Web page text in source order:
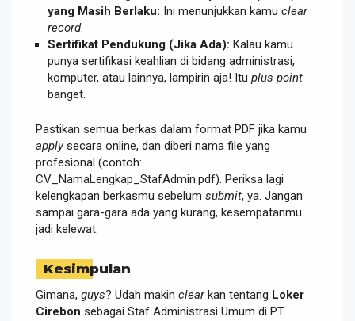
yang Masih Berlaku: Ini menunjukkan kamu clear
record.
Sertifikat Pendukung (Jika Ada): Kalau kamu
punya sertifikasi keahlian di bidang administrasi,
komputer, atau lainnya, lampirin aja! Itu plus point
banget.
Pastikan semua berkas dalam format PDF jika kamu
applysecara online, dan diberi nama file yang
profesional (contoh:
CV_NamaLengkap_StafAdmin.pdf). Periksa lagi
kelengkapan berkasmu sebelum submit, ya. Jangan
sampai gara-gara ada yang kurang, kesempatanmu
jadi kelewat.
Kesimpulan
Gimana, guys? Udah makin clearkan tentang Loker
Cirebon sebagai Staf Administrasi Umum di PT